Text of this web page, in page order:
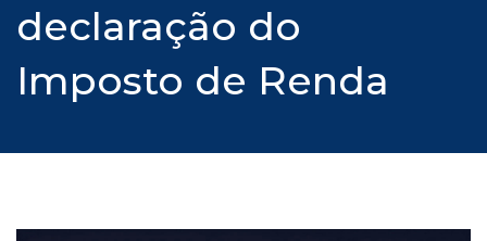
declaração do
Imposto de Renda